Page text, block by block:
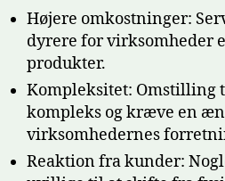
Højere omkostninger:
dyrere for virksomheder
produkter.
Kompleksitet: Omstilling
kompleks og kræve en
virksomhedernes
Reaktion fra kunder: